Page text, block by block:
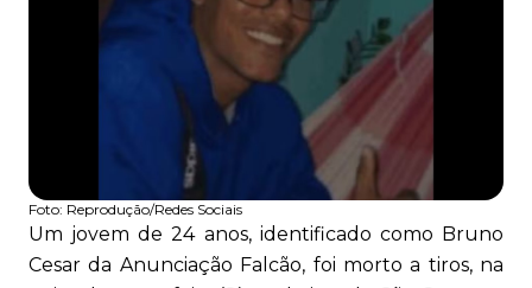
Foto: Reprodução/Redes Sociais
Um jovem de 24 anos, identificado como Bruno
Cesar da Anunciação Falcão, foi morto a tiros, na